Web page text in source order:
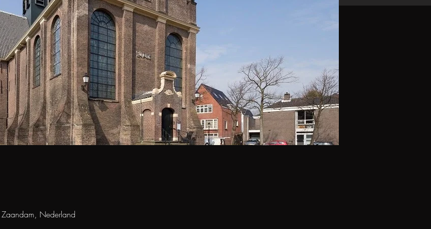
Nederland